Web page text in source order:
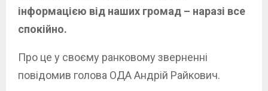
інформацією від наших громад – наразі все
спокійно.
Про це у своєму ранковому зверненні
повідомив голова ОДА Андрій Райкович.